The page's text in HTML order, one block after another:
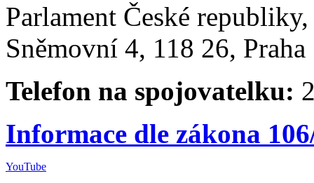
Parlament České
Sněmovní 4, 118 26,
Telefon na spojovatelku:
Informace dle zákona
YouTube